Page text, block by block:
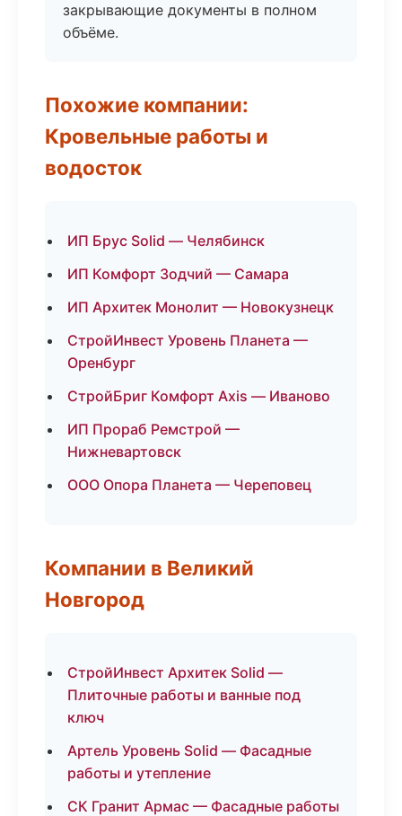
закрывающие документы в полном
объёме.
Похожие компании:
Кровельные работы и
водосток
ИП Брус Solid — Челябинск
ИП Комфорт Зодчий — Самара
ИП Архитек Монолит — Новокузнецк
СтройИнвест Уровень Планета —
Оренбург
СтройБриг Комфорт Axis — Иваново
ИП Прораб Ремстрой —
Нижневартовск
ООО Опора Планета — Череповец
Компании в Великий
Новгород
СтройИнвест Архитек Solid —
Плиточные работы и ванные под
ключ
Артель Уровень Solid — Фасадные
работы и утепление
СК Гранит Армас — Фасадные работы